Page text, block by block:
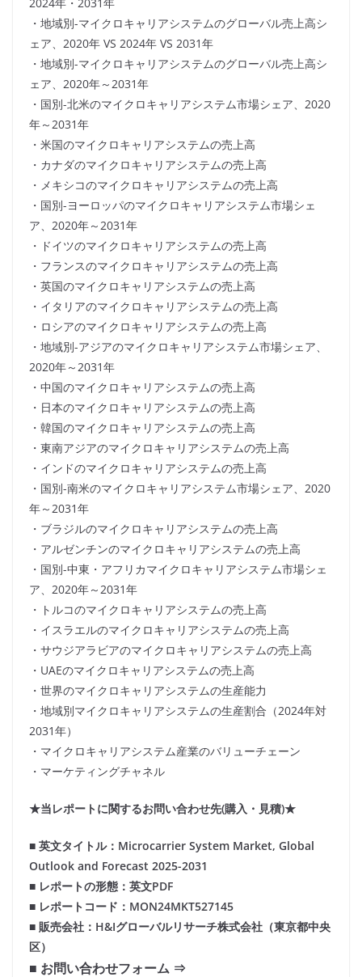
・地域別-マイクロキャリアシステムのグローバル売上高シ
ェア、2020年 VS 2024年 VS 2031年
・地域別-マイクロキャリアシステムのグローバル売上高シ
ェア、2020年～2031年
・国別-北米のマイクロキャリアシステム市場シェア、2020
年～2031年
・米国のマイクロキャリアシステムの売上高
・カナダのマイクロキャリアシステムの売上高
・メキシコのマイクロキャリアシステムの売上高
・国別-ヨーロッパのマイクロキャリアシステム市場シェ
ア、2020年～2031年
・ドイツのマイクロキャリアシステムの売上高
・フランスのマイクロキャリアシステムの売上高
・英国のマイクロキャリアシステムの売上高
・イタリアのマイクロキャリアシステムの売上高
・ロシアのマイクロキャリアシステムの売上高
・地域別-アジアのマイクロキャリアシステム市場シェア、
2020年～2031年
・中国のマイクロキャリアシステムの売上高
・日本のマイクロキャリアシステムの売上高
・韓国のマイクロキャリアシステムの売上高
・東南アジアのマイクロキャリアシステムの売上高
・インドのマイクロキャリアシステムの売上高
・国別-南米のマイクロキャリアシステム市場シェア、2020
年～2031年
・ブラジルのマイクロキャリアシステムの売上高
・アルゼンチンのマイクロキャリアシステムの売上高
・国別-中東・アフリカマイクロキャリアシステム市場シェ
ア、2020年～2031年
・トルコのマイクロキャリアシステムの売上高
・イスラエルのマイクロキャリアシステムの売上高
・サウジアラビアのマイクロキャリアシステムの売上高
・UAEのマイクロキャリアシステムの売上高
・世界のマイクロキャリアシステムの生産能力
・地域別マイクロキャリアシステムの生産割合（2024年対
2031年）
・マイクロキャリアシステム産業のバリューチェーン
・マーケティングチャネル
★当レポートに関するお問い合わせ先(購入・見積)★
■ 英文タイトル：Microcarrier System Market, Global
Outlook and Forecast 2025-2031
■ レポートの形態：英文PDF
■ レポートコード：MON24MKT527145
■ 販売会社：H&Iグローバルリサーチ株式会社（東京都中央
区）
■ お問い合わせフォーム ⇒